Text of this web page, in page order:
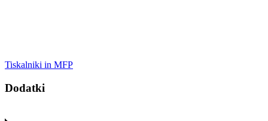
Tiskalniki in MFP
Dodatki